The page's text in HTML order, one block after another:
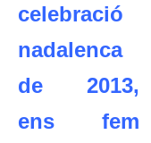
celebració
nadalenca
de 2013,
ens fem